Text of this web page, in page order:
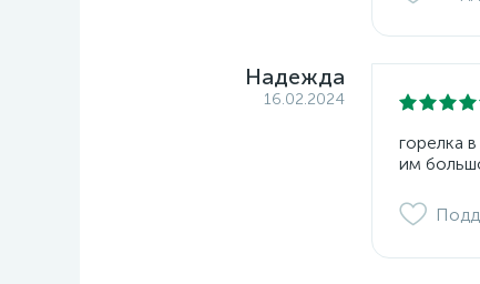
Надежда
16.02.2024
горелка
им